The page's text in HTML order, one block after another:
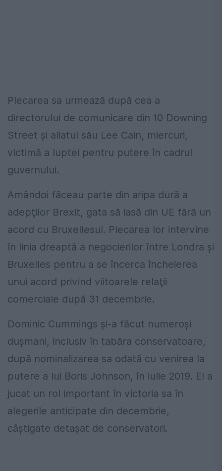
Plecarea sa urmează după cea a
directorului de comunicare din 10 Downing
Street şi aliatul său Lee Cain, miercuri,
victimă a luptei pentru putere în cadrul
guvernului.
Amândoi făceau parte din aripa dură a
adepţilor Brexit, gata să iasă din UE fără un
acord cu Bruxellesul. Plecarea lor intervine
în linia dreaptă a negocierilor între Londra şi
Bruxelles pentru a se încerca încheierea
unui acord privind viitoarele relaţii
comerciale după 31 decembrie.
Dominic Cummings şi-a făcut numeroşi
duşmani, inclusiv în tabăra conservatoare,
după nominalizarea sa odată cu venirea la
putere a lui Boris Johnson, în iulie 2019. El a
jucat un rol important în victoria sa în
alegerile anticipate din decembrie,
câştigate detaşat de conservatori.